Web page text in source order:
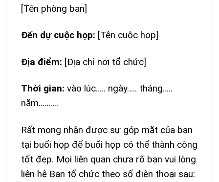
[Tên phòng ban]
Đến dự cuộc họp: [Tên cuộc họp]
Địa điểm: [Địa chỉ nơi tổ chức]
Thời gian: vào lúc….. ngày….. tháng…..
năm……….
Rất mong nhận được sự góp mặt của bạn
tại buổi họp để buổi họp có thể thành công
tốt đẹp. Mọi liên quan chưa rõ bạn vui lòng
liên hệ Ban tổ chức theo số điện thoại sau: